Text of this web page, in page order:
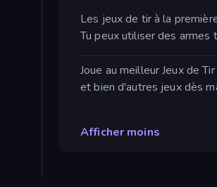
Les jeux de tir à la
Tu peux utiliser des
Joue au meilleur Jeux de
et bien d'autres jeux dès
Afficher moins